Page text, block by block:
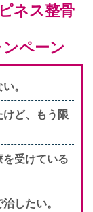
ネス整骨
ペーン
。
ど、もう限
受けている
したい。